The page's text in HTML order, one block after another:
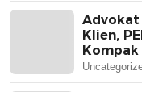
Advokat
Klien,
Dugaan